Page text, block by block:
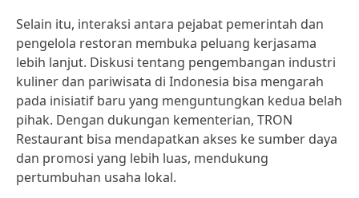
Selain itu, interaksi antara pejabat pemerintah dan
pengelola restoran membuka peluang kerjasama
lebih lanjut. Diskusi tentang pengembangan industri
kuliner dan pariwisata di Indonesia bisa mengarah
pada inisiatif baru yang menguntungkan kedua belah
pihak. Dengan dukungan kementerian, TRON
Restaurant bisa mendapatkan akses ke sumber daya
dan promosi yang lebih luas, mendukung
pertumbuhan usaha lokal.